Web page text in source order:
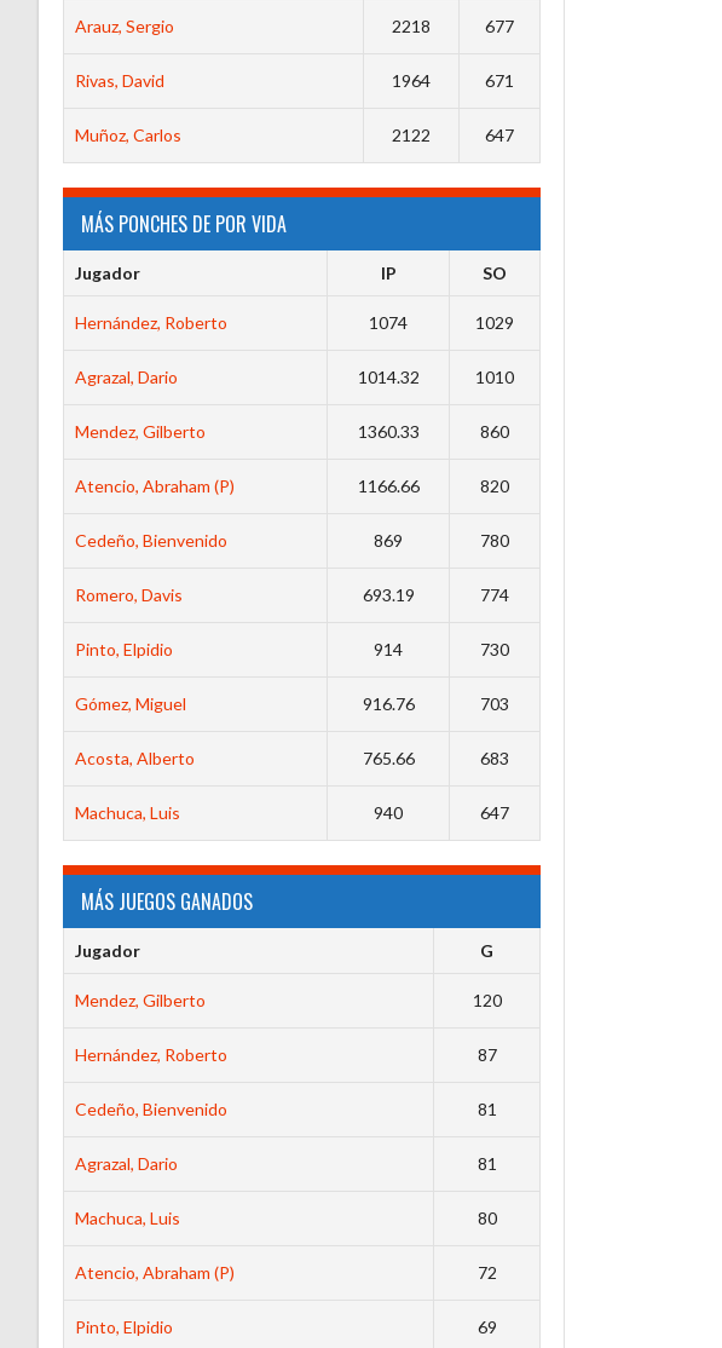
Arauz, Sergio 2218 677
Rivas, David 1964 671
Muñoz, Carlos 2122 647
MÁS PONCHES DE POR VIDA
Jugador IP SO
Hernández, Roberto 1074 1029
Agrazal, Dario 1014.32 1010
Mendez, Gilberto 1360.33 860
Atencio, Abraham (P) 1166.66 820
Cedeño, Bienvenido 869 780
Romero, Davis 693.19 774
Pinto, Elpidio 914 730
Gómez, Miguel 916.76 703
Acosta, Alberto 765.66 683
Machuca, Luis 940 647
MÁS JUEGOS GANADOS
Jugador G
Mendez, Gilberto 120
Hernández, Roberto 87
Cedeño, Bienvenido 81
Agrazal, Dario 81
Machuca, Luis 80
Atencio, Abraham (P) 72
Pinto, Elpidio 69